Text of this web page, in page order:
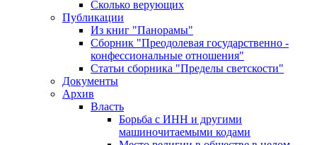
Сколько верующих
Публикации
Из книг "Панорамы"
Сборник "Преодолевая государственно -
конфессиональные отношения"
Статьи сборника "Пределы светскости"
Документы
Архив
Власть
Борьба с ИНН и другими
машиночитаемыми кодами